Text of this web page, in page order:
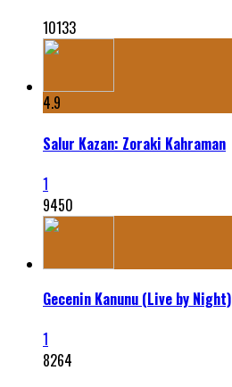
10133
4.9
Salur Kazan: Zoraki Kahraman
1
9450
Gecenin Kanunu (Live by Night)
1
8264